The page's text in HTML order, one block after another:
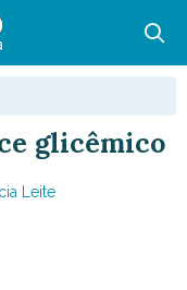
glicêmico
Leite